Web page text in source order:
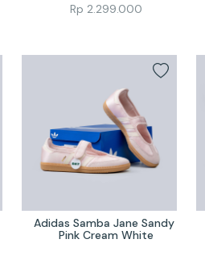
Rp 2.299.000
Adidas Samba Jane Sandy
Pink Cream White